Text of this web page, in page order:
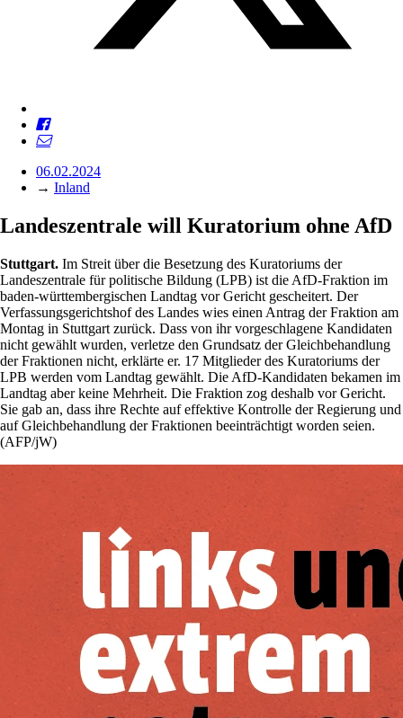
06.02.2024
→ Inland
Landeszentrale will Kuratorium ohne AfD
Stuttgart. Im Streit über die Besetzung des Kuratoriums der
Landeszentrale für politische Bildung (LPB) ist die AfD-Fraktion im
baden-württembergischen Landtag vor Gericht gescheitert. Der
Verfassungsgerichtshof des Landes wies einen Antrag der Fraktion am
Montag in Stuttgart zurück. Dass von ihr vorgeschlagene Kandidaten
nicht gewählt wurden, verletze den Grundsatz der Gleichbehandlung
der Fraktionen nicht, erklärte er. 17 Mitglieder des Kuratoriums der
LPB werden vom Landtag gewählt. Die AfD-Kandidaten bekamen im
Landtag aber keine Mehrheit. Die Fraktion zog deshalb vor Gericht.
Sie gab an, dass ihre Rechte auf effektive Kontrolle der Regierung und
auf Gleichbehandlung der Fraktionen beeinträchtigt worden seien.
(AFP/jW)